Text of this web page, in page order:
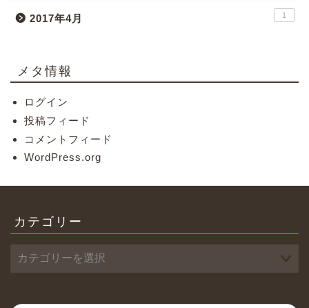
2017年4月 1
メタ情報
ログイン
投稿フィード
コメントフィード
WordPress.org
カテゴリー